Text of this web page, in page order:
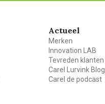
Actueel
Merken
Innovation LAB
Tevreden klanten
Carel Lurvink Blog
Carel de podcast